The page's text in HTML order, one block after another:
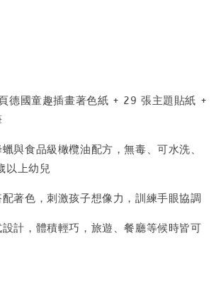
德國童趣插畫著色紙 + 29 張主題貼紙 +
與食品級橄欖油配方，無毒、可水洗、
以上幼兒
著色，刺激孩子想像力，訓練手眼協調
計，體積輕巧，旅遊、餐廳等候時皆可